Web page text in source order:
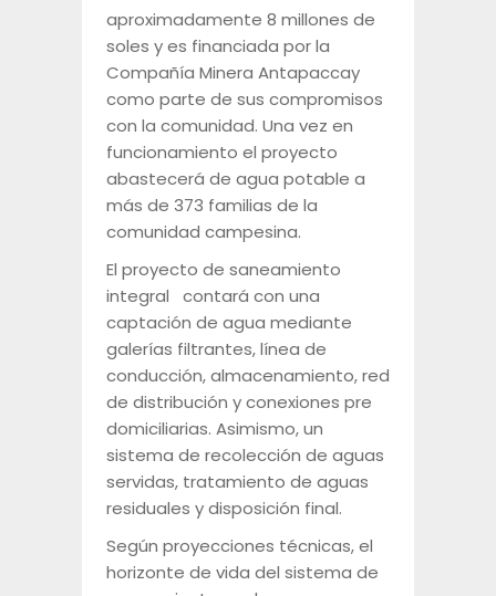
aproximadamente 8 millones de
soles y es financiada por la
Compañía Minera Antapaccay
como parte de sus compromisos
con la comunidad. Una vez en
funcionamiento el proyecto
abastecerá de agua potable a
más de 373 familias de la
comunidad campesina.
El proyecto de saneamiento
integral contará con una
captación de agua mediante
galerías filtrantes, línea de
conducción, almacenamiento, red
de distribución y conexiones pre
domiciliarias. Asimismo, un
sistema de recolección de aguas
servidas, tratamiento de aguas
residuales y disposición final.
Según proyecciones técnicas, el
horizonte de vida del sistema de